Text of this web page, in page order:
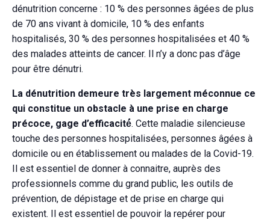
dénutrition concerne : 10 % des personnes âgées de plus
de 70 ans vivant à domicile, 10 % des enfants
hospitalisés, 30 % des personnes hospitalisées et 40 %
des malades atteints de cancer. Il n’y a donc pas d’âge
pour être dénutri.
La dénutrition demeure très largement méconnue ce
qui constitue un obstacle à une prise en charge
précoce, gage d’efficacité́. Cette maladie silencieuse
touche des personnes hospitalisées, personnes âgées à
domicile ou en établissement ou malades de la Covid-19.
Il est essentiel de donner à connaitre, auprès des
professionnels comme du grand public, les outils de
prévention, de dépistage et de prise en charge qui
existent. Il est essentiel de pouvoir la repérer pour